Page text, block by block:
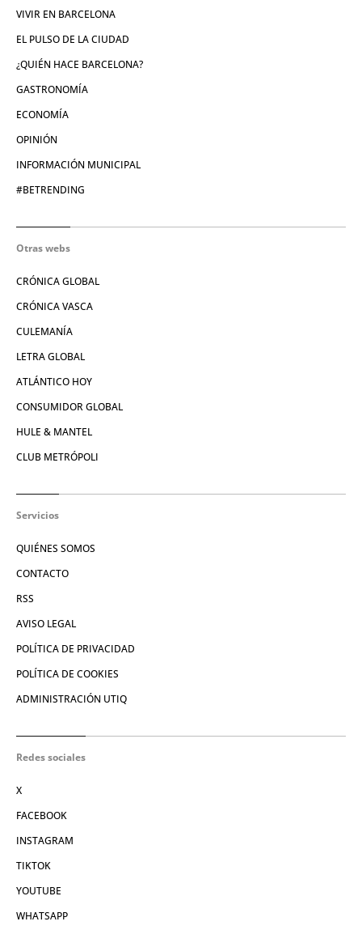
VIVIR EN BARCELONA
EL PULSO DE LA CIUDAD
¿QUIÉN HACE BARCELONA?
GASTRONOMÍA
ECONOMÍA
OPINIÓN
INFORMACIÓN MUNICIPAL
#BETRENDING
Otras webs
CRÓNICA GLOBAL
CRÓNICA VASCA
CULEMANÍA
LETRA GLOBAL
ATLÁNTICO HOY
CONSUMIDOR GLOBAL
HULE & MANTEL
CLUB METRÓPOLI
Servicios
QUIÉNES SOMOS
CONTACTO
RSS
AVISO LEGAL
POLÍTICA DE PRIVACIDAD
POLÍTICA DE COOKIES
ADMINISTRACIÓN UTIQ
Redes sociales
X
FACEBOOK
INSTAGRAM
TIKTOK
YOUTUBE
WHATSAPP